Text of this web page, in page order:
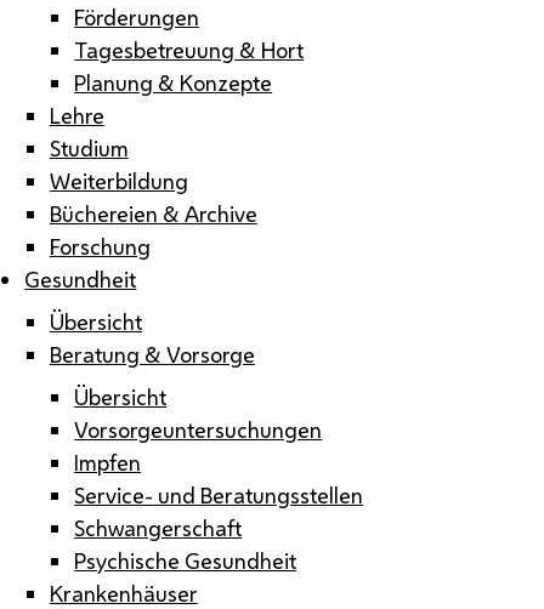
Förderungen
Tagesbetreuung & Hort
Planung & Konzepte
Lehre
Studium
Weiterbildung
Büchereien & Archive
Forschung
Gesundheit
Übersicht
Beratung & Vorsorge
Übersicht
Vorsorgeuntersuchungen
Impfen
Service- und Beratungsstellen
Schwangerschaft
Psychische Gesundheit
Krankenhäuser